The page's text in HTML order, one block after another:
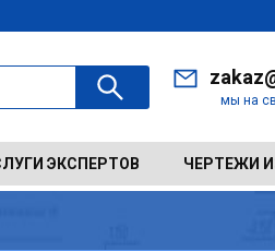
мы на
ЭКСПЕРТОВ ЧЕРТЕЖИ